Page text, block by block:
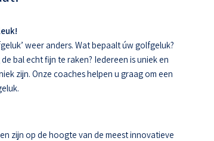
weer anders. Wat bepaalt úw golfgeluk?
bal echt fijn te raken? Iedereen is uniek en
zijn. Onze coaches helpen u graag om een
zijn op de hoogte van de meest innovatieve